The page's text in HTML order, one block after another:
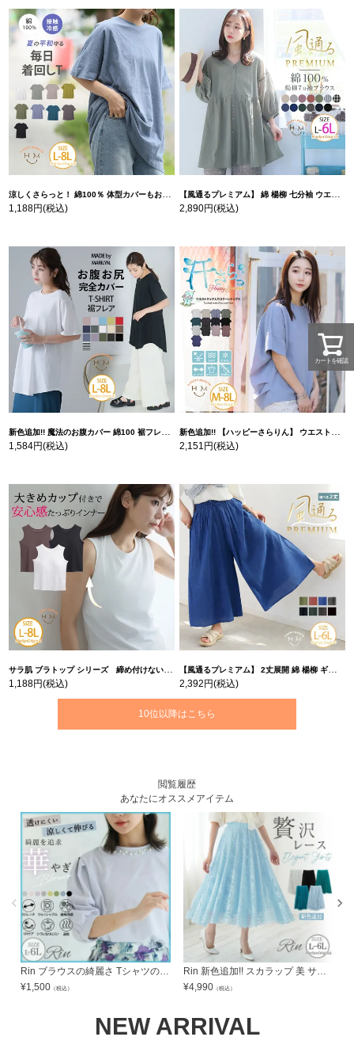
涼しくさらっと！ 綿100％ 体型カバーもお洒落も叶える 風合いコットン ゆるシルエット ドルマン | 大きいサイズの通販ならハッピーマリリン
1,188円(税込)
【風通るプレミアム】 綿 楊柳 七分袖 ウエストギャザー ブラウス | 大きいサイズの通販ならハッピーマリリン
2,890円(税込)
新色追加!! 魔法のお腹カバー 綿100 裾フレア Tシャツ | 大きいサイズの通販ならハッピーマリリン
1,584円(税込)
新色追加!! 【ハッピーさらりん】 ウエストタック入り スッキリ魅せ コクーントップス | 大きいサイズの通販ならハッピーマリリン
2,151円(税込)
サラ肌 ブラトップ シリーズ 締め付けない リブ タンクトップ | 大きいサイズの通販ならハッピーマリリン
1,188円(税込)
【風通るプレミアム】 2丈展開 綿 楊柳 ギャザー フレア スカンツ 【ウェストゴム】 | 大きいサイズの通販ならハッピーマリリン
2,392円(税込)
10位以降はこちら
閲覧履歴
あなたにオススメアイテム
¥1,500 （税込）
¥4,990 （税込）
NEW ARRIVAL
カートを確認